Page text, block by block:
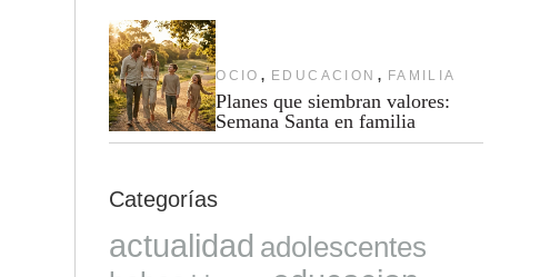
OCIO , EDUCACION , FAMILIA
Planes que siembran valores:
Semana Santa en familia
Categorías
actualidad adolescentes